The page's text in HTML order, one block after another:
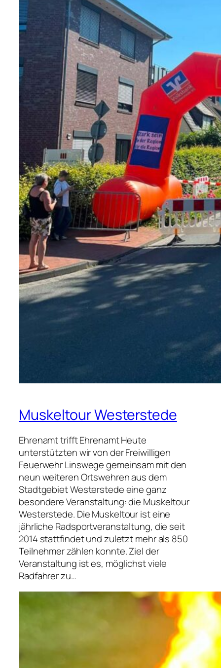
Muskeltour Westerstede
Ehrenamt trifft Ehrenamt Heute
unterstützten wir von der Freiwilligen
Feuerwehr Linswege gemeinsam mit den
neun weiteren Ortswehren aus dem
Stadtgebiet Westerstede eine ganz
besondere Veranstaltung: die Muskeltour
Westerstede. Die Muskeltour ist eine
jährliche Radsportveranstaltung, die seit
2014 stattfindet und zuletzt mehr als 850
Teilnehmer zählen konnte. Ziel der
Veranstaltung ist es, möglichst viele
Radfahrer zu…